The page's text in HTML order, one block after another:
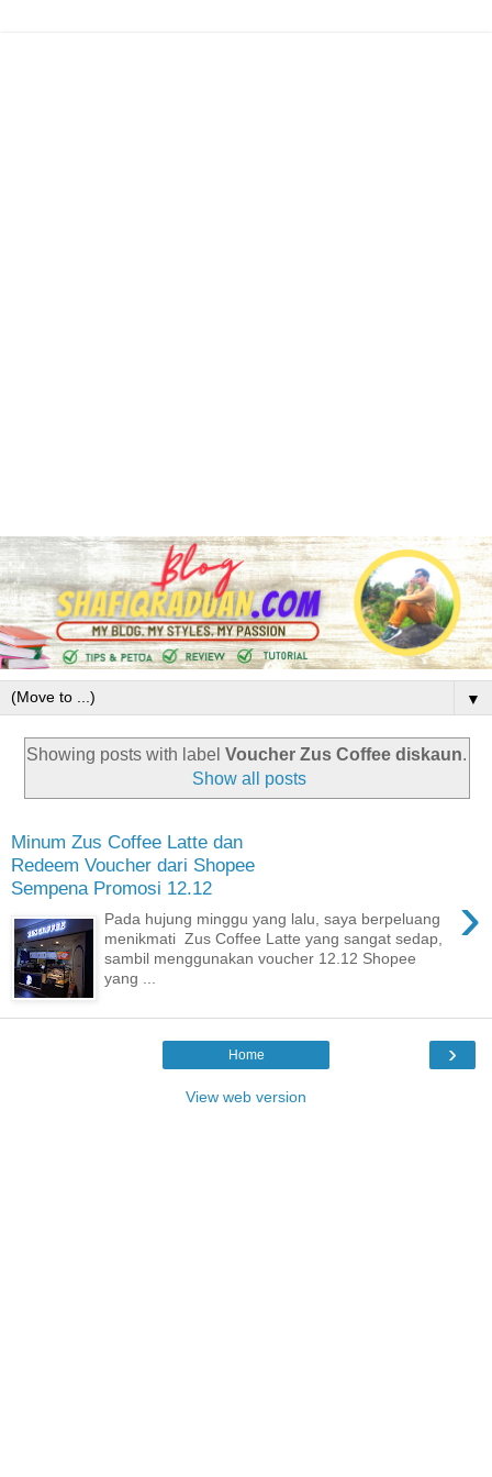
▼
Showing posts with label Voucher Zus Coffee diskaun.
Show all posts
Minum Zus Coffee Latte dan
Redeem Voucher dari Shopee
Sempena Promosi 12.12
›
Pada hujung minggu yang lalu, saya berpeluang
menikmati Zus Coffee Latte yang sangat sedap,
sambil menggunakan voucher 12.12 Shopee
yang ...
›
Home
View web version